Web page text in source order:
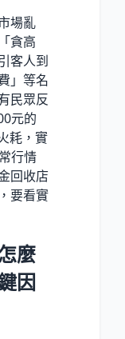
場亂
貪高
客人到
」等名
民眾反
元的
耗，實
行情
回收店
要看實
麼
因